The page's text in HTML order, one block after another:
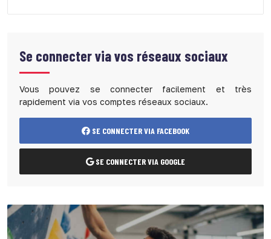
Se connecter via vos réseaux sociaux
Vous pouvez se connecter facilement et très
rapidement via vos comptes réseaux sociaux.
SE CONNECTER VIA FACEBOOK
SE CONNECTER VIA GOOGLE